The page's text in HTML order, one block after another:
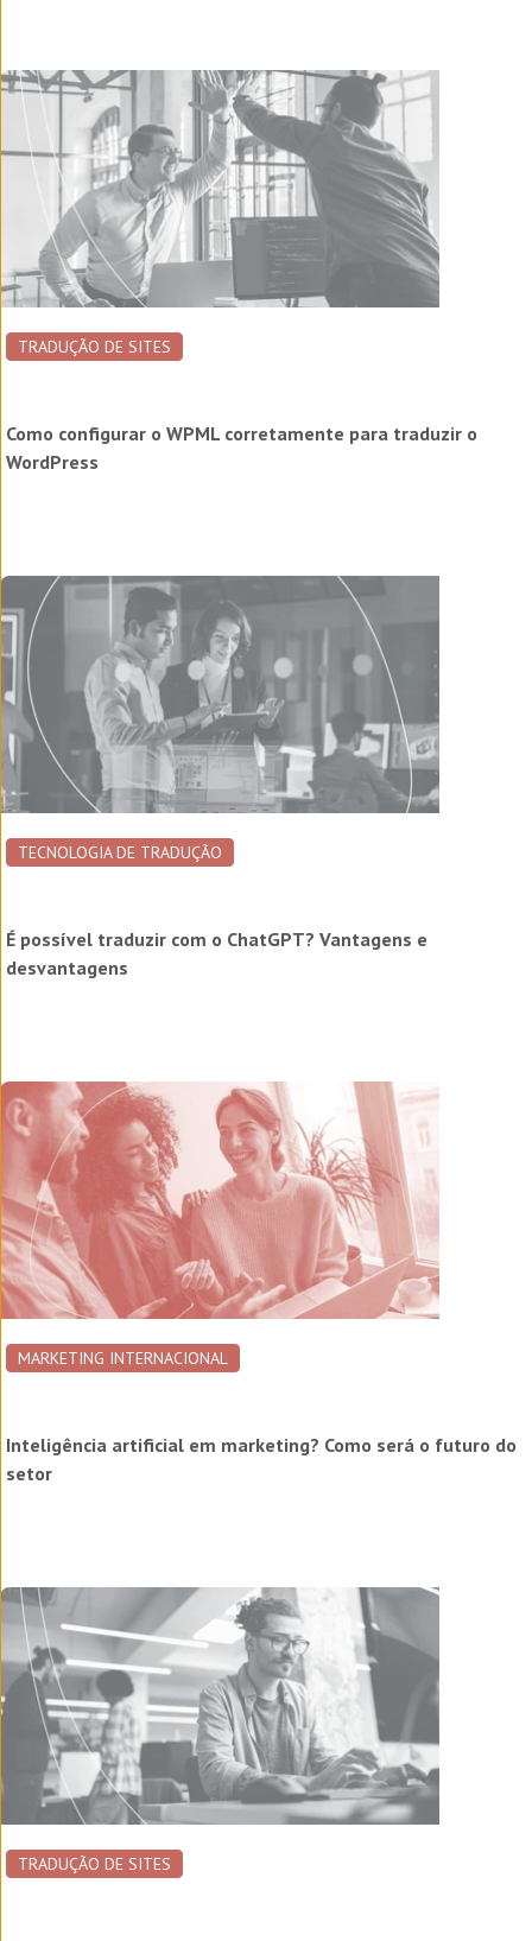
TRADUÇÃO DE SITES
Como configurar o WPML corretamente para traduzir o
WordPress
TECNOLOGIA DE TRADUÇÃO
É possível traduzir com o ChatGPT? Vantagens e
desvantagens
MARKETING INTERNACIONAL
Inteligência artificial em marketing? Como será o futuro do
setor
TRADUÇÃO DE SITES